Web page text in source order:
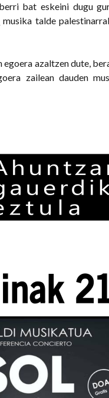
bat eskeini dugu
musika talde
azaltzen dute,
zailean dauden